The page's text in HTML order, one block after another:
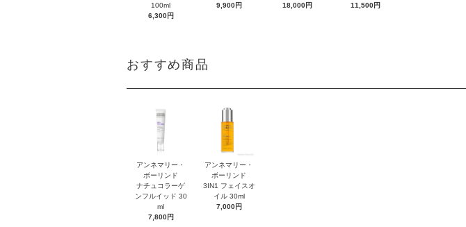
100ml
6,300円
9,900円
18,000円
11,500円
おすすめ商品
アンネマリー・
ボーリンド
ナチュコラーゲ
ンフルイッド 30
ml
7,800円
アンネマリー・
ボーリンド
3IN1 フェイスオ
イル 30ml
7,000円